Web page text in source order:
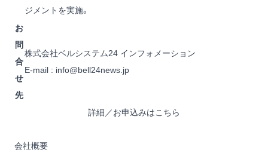
ジメントを実施。
お
問
合
せ
先
株式会社ベルシステム24 インフォメーション
E-mail : info@bell24news.jp
詳細／お申込みはこちら
会社概要